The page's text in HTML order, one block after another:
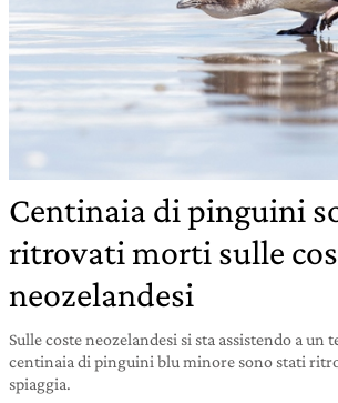
Centinaia di pinguini
ritrovati morti sulle
neozelandesi
Sulle coste neozelandesi si sta assistendo a un
centinaia di pinguini blu minore sono stati
spiaggia.